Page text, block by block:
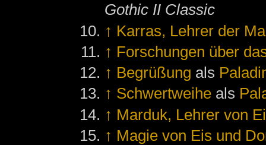
Gothic II Classic
↑ Karras, Lehrer der
↑ Forschungen über
↑ Begrüßung als
↑ Schwertweihe als
↑ Marduk, Lehrer von
↑ Magie von Eis und